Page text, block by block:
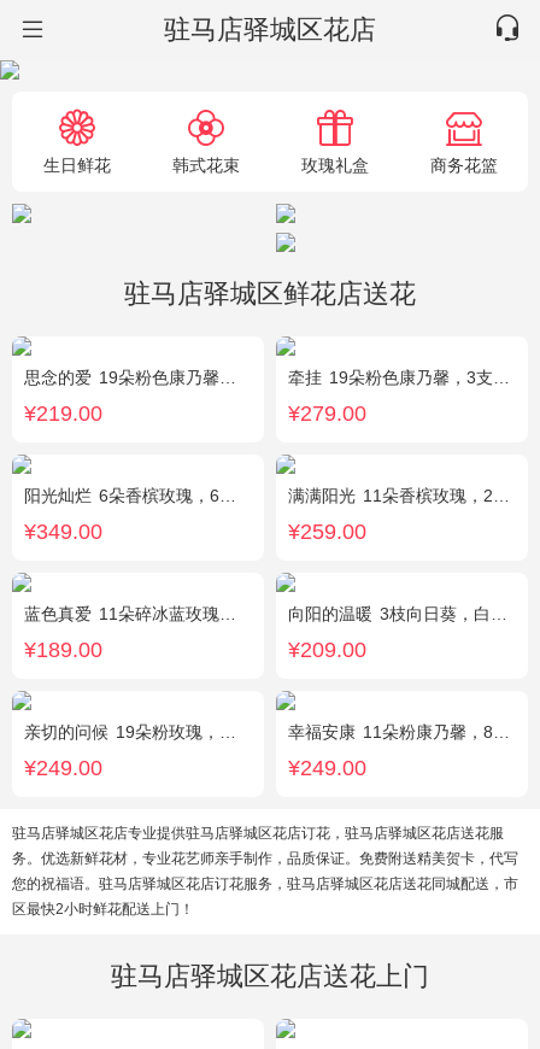
驻马店驿城区花店
生日鲜花 韩式花束 玫瑰礼盒 商务花篮
驻马店驿城区鲜花店送花
思念的爱 19朵粉色康乃馨，尤加利搭配
¥219.00
牵挂 19朵粉色康乃馨，3支多头粉百合，黄莺搭配
¥279.00
阳光灿烂 6朵香槟玫瑰，6朵粉玫瑰，3朵向日葵，2枝多头白百合，1枝多头粉百合，绿叶
¥349.00
满满阳光 11朵香槟玫瑰，2朵向日葵，1个蓝色绣球，配花、桔梗、绿叶搭配
¥259.00
蓝色真爱 11朵碎冰蓝玫瑰，尤加利绿叶搭配
¥189.00
向阳的温暖 3枝向日葵，白色洋桔梗、绿叶搭配
¥209.00
亲切的问候 19朵粉玫瑰，叶上黄金点缀。
¥249.00
幸福安康 11朵粉康乃馨，8朵粉玫瑰，搭配相思梅、黄莺穿插点缀。
¥249.00
驻马店驿城区花店专业提供驻马店驿城区花店订花，驻马店驿城区花店送花服
务。优选新鲜花材，专业花艺师亲手制作，品质保证。免费附送精美贺卡，代写
您的祝福语。驻马店驿城区花店订花服务，驻马店驿城区花店送花同城配送，市
区最快2小时鲜花配送上门！
驻马店驿城区花店送花上门